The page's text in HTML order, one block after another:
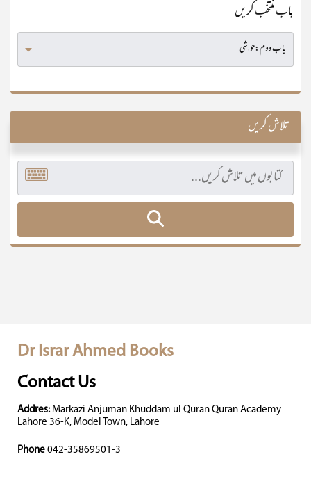
باب منتخب کریں
تلاش کریں
Dr Israr Ahmed Books
Contact Us
Addres: Markazi Anjuman Khuddam ul Quran Quran Academy
Lahore 36-K, Model Town, Lahore
Phone 042-35869501-3